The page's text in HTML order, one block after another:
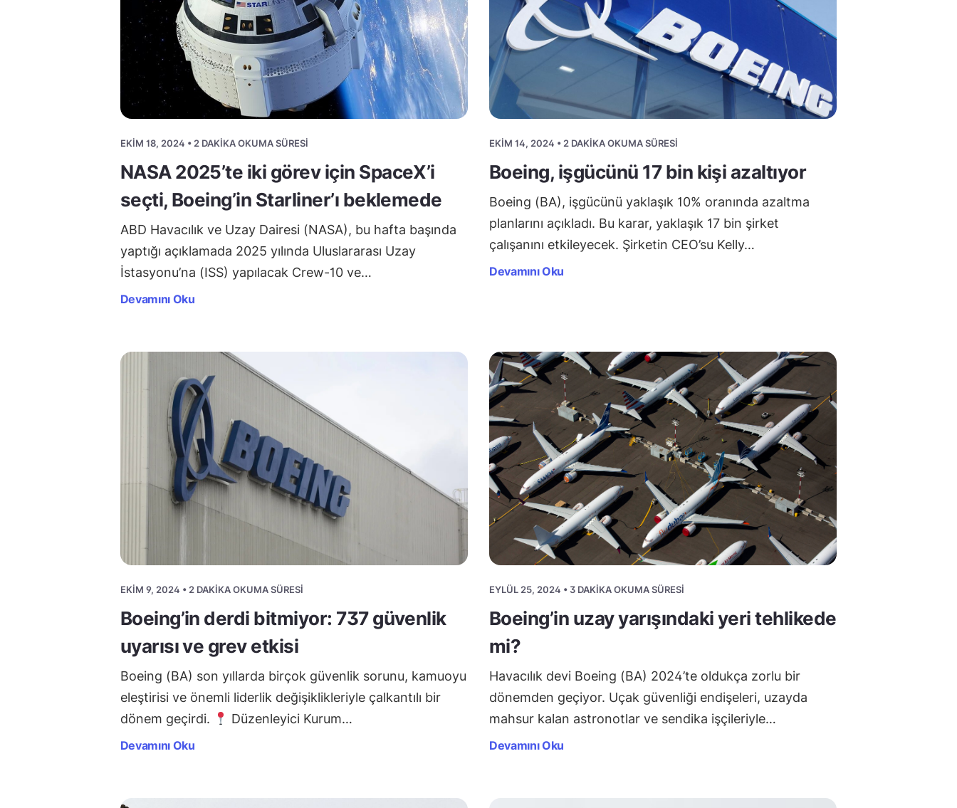
EKIM 18, 2024 • 2 DAKIKA OKUMA SÜRESI
NASA 2025’te iki görev için SpaceX’i
seçti, Boeing’in Starliner’ı beklemede
ABD Havacılık ve Uzay Dairesi (NASA), bu hafta başında
yaptığı açıklamada 2025 yılında Uluslararası Uzay
İstasyonu’na (ISS) yapılacak Crew-10 ve…
Devamını Oku
EKIM 14, 2024 • 2 DAKIKA OKUMA SÜRESI
Boeing, işgücünü 17 bin kişi azaltıyor
Boeing (BA), işgücünü yaklaşık 10% oranında azaltma
planlarını açıkladı. Bu karar, yaklaşık 17 bin şirket
çalışanını etkileyecek. Şirketin CEO’su Kelly…
Devamını Oku
EKIM 9, 2024 • 2 DAKIKA OKUMA SÜRESI
Boeing’in derdi bitmiyor: 737 güvenlik
uyarısı ve grev etkisi
Boeing (BA) son yıllarda birçok güvenlik sorunu, kamuoyu
eleştirisi ve önemli liderlik değişiklikleriyle çalkantılı bir
dönem geçirdi.
Düzenleyici Kurum…
Devamını Oku
EYLÜL 25, 2024 • 3 DAKIKA OKUMA SÜRESI
Boeing’in uzay yarışındaki yeri tehlikede
mi?
Havacılık devi Boeing (BA) 2024’te oldukça zorlu bir
dönemden geçiyor. Uçak güvenliği endişeleri, uzayda
mahsur kalan astronotlar ve sendika işçileriyle…
Devamını Oku